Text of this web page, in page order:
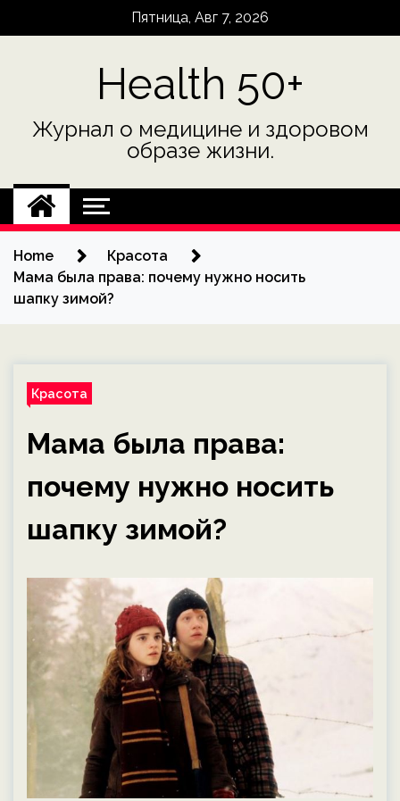
Пятница, Авг 7, 2026
Health 50+
Журнал о медицине и здоровом
образе жизни.
Home
Красота
Мама была права: почему нужно носить
шапку зимой?
Красота
Мама была права:
почему нужно носить
шапку зимой?